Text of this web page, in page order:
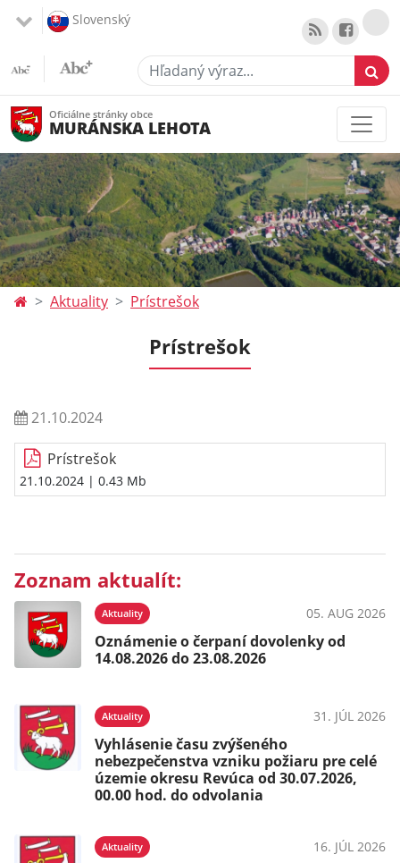
Slovenský
Hľadaný výraz...
Oficiálne stránky obce
MURÁNSKA LEHOTA
Aktuality Prístrešok
Prístrešok
21.10.2024
Prístrešok
21.10.2024 | 0.43 Mb
Zoznam aktualít:
Aktuality 05. AUG 2026
Oznámenie o čerpaní dovolenky od
14.08.2026 do 23.08.2026
Aktuality 31. JÚL 2026
Vyhlásenie času zvýšeného
nebezpečenstva vzniku požiaru pre celé
územie okresu Revúca od 30.07.2026,
00.00 hod. do odvolania
Aktuality 16. JÚL 2026